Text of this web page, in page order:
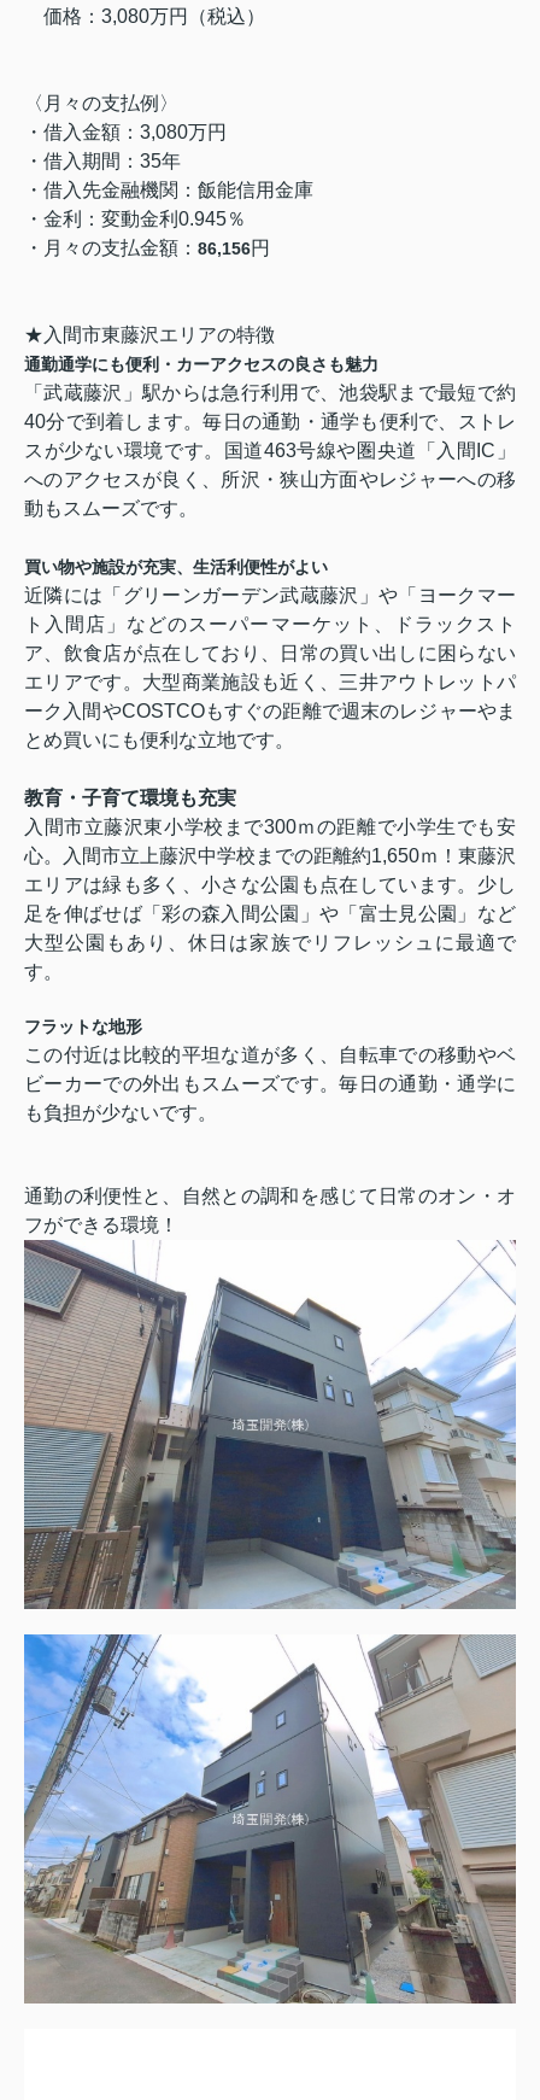
価格：3,080万円（税込）
〈月々の支払例〉
・借入金額：3,080万円
・借入期間： 35年
・借入先金融機関：飯能信用金庫
・金利：変動金利0.945％
・月々の支払金額： 86,156円
★入間市東藤沢エリアの特徴
通勤通学にも便利・カーアクセスの良さも魅力
「武蔵藤沢」駅からは急行利用で、池袋駅まで最短で約
40分で到着します。毎日の通勤・通学も便利で、ストレ
スが少ない環境です。国道463号線や圏央道「入間IC」
へのアクセスが良く、所沢・狭山方面やレジャーへの移
動もスムーズです。
買い物や施設が充実、生活利便性がよい
近隣には「グリーンガーデン武蔵藤沢」や「ヨークマー
ト入間店」などのスーパーマーケット、ドラックスト
ア、飲食店が点在しており、日常の買い出しに困らない
エリアです。大型商業施設も近く、三井アウトレットパ
ーク入間やCOSTCOもすぐの距離で週末のレジャーやま
とめ買いにも便利な立地です。
教育・子育て環境も充実
入間市立藤沢東小学校まで300ｍの距離で小学生でも安
心。入間市立上藤沢中学校までの距離約1,650ｍ！東藤沢
エリアは緑も多く、小さな公園も点在しています。少し
足を伸ばせば「彩の森入間公園」や「富士見公園」など
大型公園もあり、休日は家族でリフレッシュに最適で
す。
フラットな地形
この付近は比較的平坦な道が多く、自転車での移動やベ
ビーカーでの外出もスムーズです。毎日の通勤・通学に
も負担が少ないです。
通勤の利便性と、自然との調和を感じて日常のオン・オ
フができる環境！